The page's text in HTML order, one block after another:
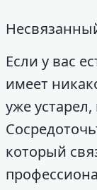
Если у вас
имеет
уже
который